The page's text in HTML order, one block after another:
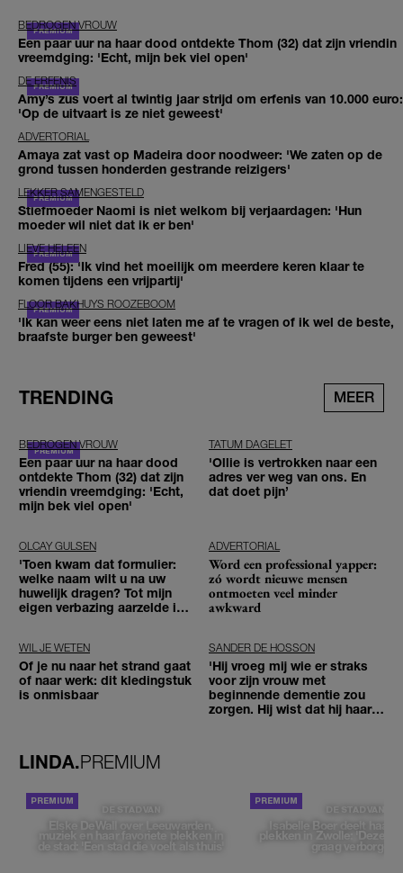
BEDROGEN VROUW
Een paar uur na haar dood ontdekte Thom (32) dat zijn vriendin
vreemdging: 'Echt, mijn bek viel open'
DE ERFENIS
Amy’s zus voert al twintig jaar strijd om erfenis van 10.000 euro:
'Op de uitvaart is ze niet geweest'
ADVERTORIAL
Amaya zat vast op Madeira door noodweer: 'We zaten op de
grond tussen honderden gestrande reizigers'
LEKKER SAMENGESTELD
Stiefmoeder Naomi is niet welkom bij verjaardagen: 'Hun
moeder wil niet dat ik er ben'
LIEVE HELEEN
Fred (55): 'Ik vind het moeilijk om meerdere keren klaar te
komen tijdens een vrijpartij'
FLOOR BAKHUYS ROOZEBOOM
'Ik kan weer eens niet laten me af te vragen of ik wel de beste,
braafste burger ben geweest'
TRENDING MEER
BEDROGEN VROUW
Een paar uur na haar dood
ontdekte Thom (32) dat zijn
vriendin vreemdging: 'Echt,
mijn bek viel open'
TATUM DAGELET
'Ollie is vertrokken naar een
adres ver weg van ons. En
dat doet pijn’
OLCAY GULSEN
'Toen kwam dat formulier:
welke naam wilt u na uw
huwelijk dragen? Tot mijn
eigen verbazing aarzelde ik
ADVERTORIAL
Word een professional yapper:
zó wordt nieuwe mensen
ontmoeten veel minder
awkward
WIL JE WETEN
Of je nu naar het strand gaat
of naar werk: dit kledingstuk
is onmisbaar
SANDER DE HOSSON
'Hij vroeg mij wie er straks
voor zijn vrouw met
beginnende dementie zou
zorgen. Hij wist dat hij haar
LINDA.PREMIUM
DE STAD VAN
Elske DeWall over Leeuwarden,
muziek en haar favoriete plekken in
de stad: 'Een stad die voelt als thuis'
DE STAD VAN
Isabelle Boer deelt haar
plekken in Zwolle: 'Deze
graag verborgen'